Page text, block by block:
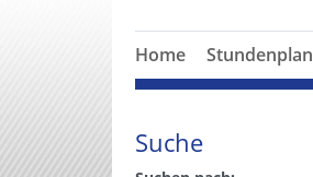
Home Stundenplan
Suche